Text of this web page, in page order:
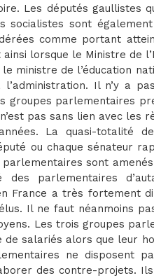
Les députés gaullistes
socialistes sont
comme portant
lorsque le Ministre de
ministre de l’éducation
Il n’y a
groupes parlementaires
pas sans lien avec les
La quasi-totalité
ou chaque sénateur
parlementaires sont
parlementaires
France a très fortement
Il ne faut néanmoins
Les trois groupes
de salariés alors que leur
ne disposent
des contre-projets.